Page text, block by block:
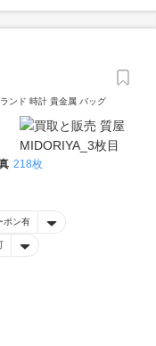
ンド 時計 貴金属 バッグ
218枚
ポン有